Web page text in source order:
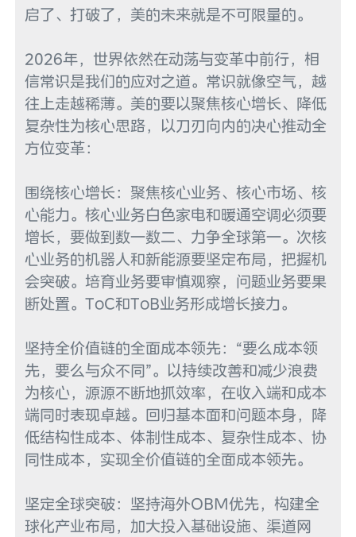
启了、打破了，美的未来就是不可限量的。
2026年，世界依然在动荡与变革中前行，相
信常识是我们的应对之道。常识就像空气，越
往上走越稀薄。美的要以聚焦核心增长、降低
复杂性为核心思路，以刀刃向内的决心推动全
方位变革：
围绕核心增长：聚焦核心业务、核心市场、核
心能力。核心业务白色家电和暖通空调必须要
增长，要做到数一数二、力争全球第一。次核
心业务的机器人和新能源要坚定布局，把握机
会突破。培育业务要审慎观察，问题业务要果
断处置。ToC和ToB业务形成增长接力。
坚持全价值链的全面成本领先：“要么成本领
先，要么与众不同”。以持续改善和减少浪费
为核心，源源不断地抓效率，在收入端和成本
端同时表现卓越。回归基本面和问题本身，降
低结构性成本、体制性成本、复杂性成本、协
同性成本，实现全价值链的全面成本领先。
坚定全球突破：坚持海外OBM优先，构建全
球化产业布局，加大投入基础设施、渠道网